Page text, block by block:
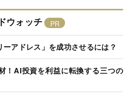
ウォッチ
アドレス」を成功させるには？
！AI投資を利益に転換する三つの